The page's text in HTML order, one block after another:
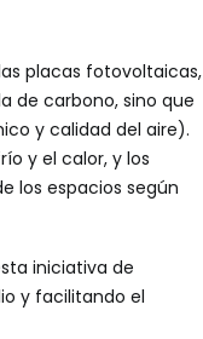
placas fotovoltaicas,
de carbono, sino que
y calidad del aire).
y el calor, y los
los espacios según
iniciativa de
y facilitando el